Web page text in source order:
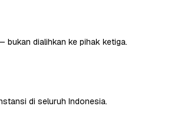
bukan dialihkan ke pihak ketiga.
di seluruh Indonesia.